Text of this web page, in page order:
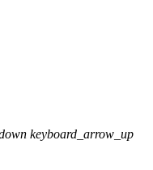
keyboard_arrow_up